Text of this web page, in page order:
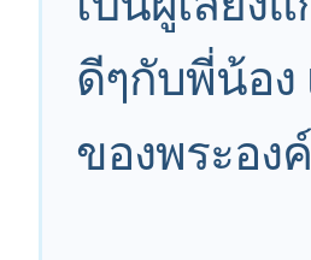
ดีๆกับพี่น้อง
ของพระองค์